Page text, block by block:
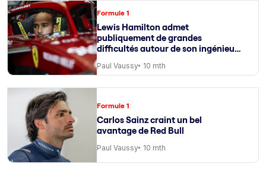
Formule 1
Lewis Hamilton admet
publiquement de grandes
difficultés autour de son ingénieur
Paul Vaussy 10 mth
Formule 1
Carlos Sainz craint un bel
avantage de Red Bull
Paul Vaussy 10 mth